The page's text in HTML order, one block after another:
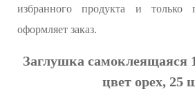
избранного продукта и только
оформляет заказ.
Заглушка самоклеящаяся
цвет орех, 25